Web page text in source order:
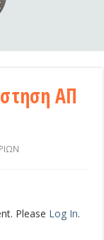
ΑΠ
Please Log In.